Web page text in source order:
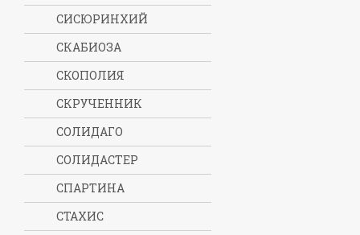
СИСЮРИНХИЙ
СКАБИОЗА
СКОПОЛИЯ
СКРУЧЕННИК
СОЛИДАГО
СОЛИДАСТЕР
СПАРТИНА
СТАХИС